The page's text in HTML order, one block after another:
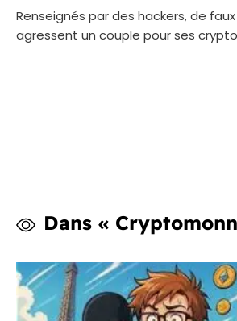
Renseignés par des hackers, de
agressent un couple pour ses
Dans «